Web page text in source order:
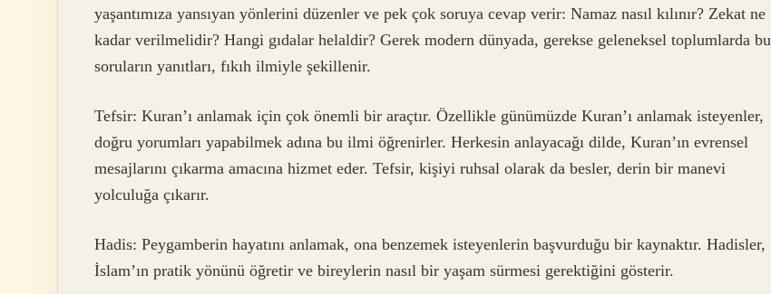
yaşantımıza yansıyan yönlerini düzenler ve pek çok soruya cevap verir: Namaz nasıl kılınır? Zekat ne
kadar verilmelidir? Hangi gıdalar helaldir? Gerek modern dünyada, gerekse geleneksel toplumlarda bu
soruların yanıtları, fıkıh ilmiyle şekillenir.
Tefsir: Kuran’ı anlamak için çok önemli bir araçtır. Özellikle günümüzde Kuran’ı anlamak isteyenler,
doğru yorumları yapabilmek adına bu ilmi öğrenirler. Herkesin anlayacağı dilde, Kuran’ın evrensel
mesajlarını çıkarma amacına hizmet eder. Tefsir, kişiyi ruhsal olarak da besler, derin bir manevi
yolculuğa çıkarır.
Hadis: Peygamberin hayatını anlamak, ona benzemek isteyenlerin başvurduğu bir kaynaktır. Hadisler,
İslam’ın pratik yönünü öğretir ve bireylerin nasıl bir yaşam sürmesi gerektiğini gösterir.